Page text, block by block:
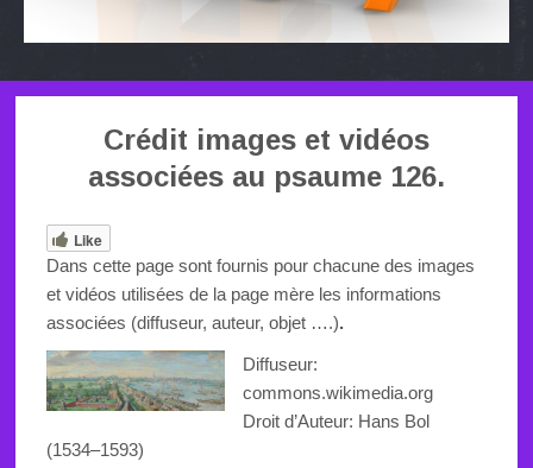
Crédit images et vidéos
associées au psaume 126.
Like
Dans cette page sont fournis pour chacune des images
et vidéos utilisées de la page mère les informations
associées (diffuseur, auteur, objet ….).
Diffuseur:
commons.wikimedia.org
Droit d’Auteur: Hans Bol
(1534–1593)